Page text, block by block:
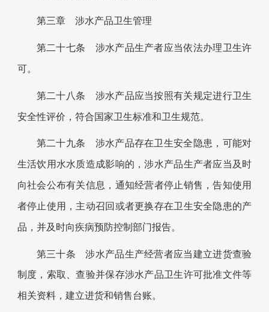
第三章 涉水产品卫生管理
第二十七条 涉水产品生产者应当依法办理卫生许
可。
第二十八条 涉水产品应当按照有关规定进行卫生
安全性评价，符合国家卫生标准和卫生规范。
第二十九条 涉水产品存在卫生安全隐患，可能对
生活饮用水水质造成影响的，涉水产品生产者应当及时
向社会公布有关信息，通知经营者停止销售，告知使用
者停止使用，主动召回或者更换存在卫生安全隐患的产
品，并及时向疾病预防控制部门报告。
第三十条 涉水产品生产经营者应当建立进货查验
制度，索取、查验并保存涉水产品卫生许可批准文件等
相关资料，建立进货和销售台账。